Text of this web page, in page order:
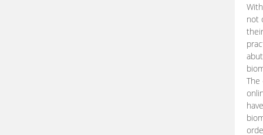
not
The